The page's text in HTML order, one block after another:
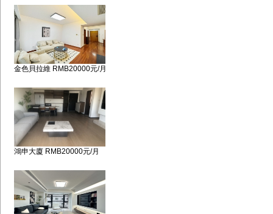
金色貝拉維 RMB20000元/月
鴻申大廈 RMB20000元/月